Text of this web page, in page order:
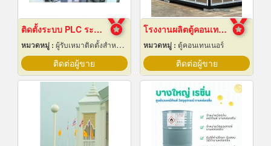
ติดตั้งระบบ PLC ระยอง
หมวดหมู่ : ผู้รับเหมาติดตั้งสำหรับบ้านและโรงงานไฟฟ้า
ติดต่อผู้ขาย
โรงงานผลิตตู้คอนเทนเนอร์น็อคดาวน์
หมวดหมู่ : ตู้คอนเทนเนอร์
ติดต่อผู้ขาย